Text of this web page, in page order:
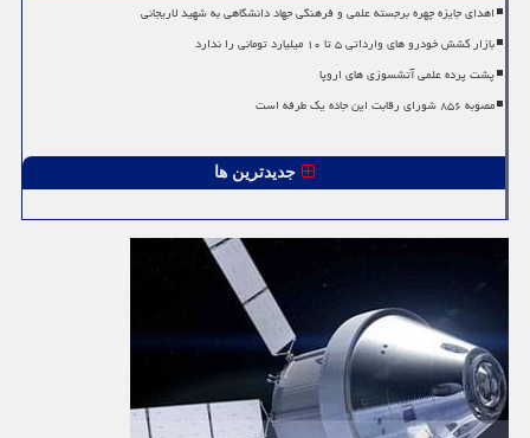
اهدای جایزه چهره برجسته علمی و فرهنگی جهاد دانشگاهی به شهید لاریجانی
بازار کشش خودرو های وارداتی ۵ تا ۱۰ میلیارد تومانی را ندارد
پشت پرده علمی آتشسوزی های اروپا
مصوبه ۸۵۶ شورای رقابت این جاده یک طرفه است
جدیدترین ها